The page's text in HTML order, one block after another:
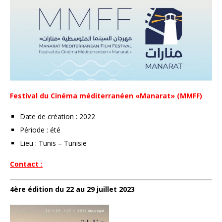
Festival du Cinéma méditerranéen «Manarat» (MMFF)
Date de création : 2022
Période : été
Lieu : Tunis – Tunisie
Contact :
4ère édition du 22 au 29 juillet 2023